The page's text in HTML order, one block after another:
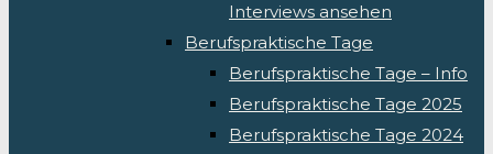
Interviews ansehen
Berufspraktische Tage
Berufspraktische Tage – Info
Berufspraktische Tage 2025
Berufspraktische Tage 2024